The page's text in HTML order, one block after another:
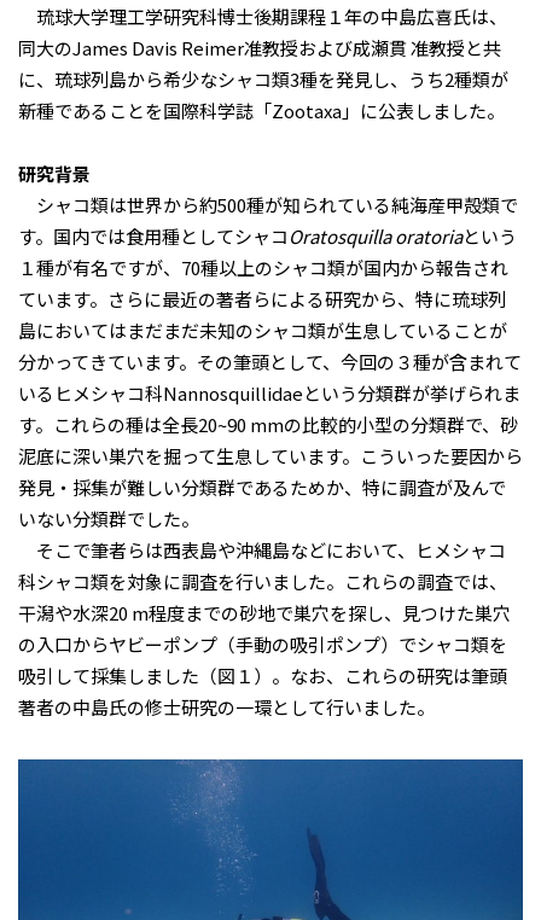
琉球大学理工学研究科博士後期課程１年の中島広喜氏は、
同大のJames Davis Reimer准教授および成瀬貫 准教授と共
に、琉球列島から希少なシャコ類3種を発見し、うち2種類が
新種であることを国際科学誌「Zootaxa」に公表しました。
研究背景
シャコ類は世界から約500種が知られている純海産甲殻類で
す。国内では食用種としてシャコOratosquilla oratoriaという
１種が有名ですが、70種以上のシャコ類が国内から報告され
ています。さらに最近の著者らによる研究から、特に琉球列
島においてはまだまだ未知のシャコ類が生息していることが
分かってきています。その筆頭として、今回の３種が含まれて
いるヒメシャコ科Nannosquillidaeという分類群が挙げられま
す。これらの種は全長20~90 mmの比較的小型の分類群で、砂
泥底に深い巣穴を掘って生息しています。こういった要因から
発見・採集が難しい分類群であるためか、特に調査が及んで
いない分類群でした。
そこで筆者らは西表島や沖縄島などにおいて、ヒメシャコ
科シャコ類を対象に調査を行いました。これらの調査では、
干潟や水深20 m程度までの砂地で巣穴を探し、見つけた巣穴
の入口からヤビーポンプ（手動の吸引ポンプ）でシャコ類を
吸引して採集しました（図１）。なお、これらの研究は筆頭
著者の中島氏の修士研究の一環として行いました。